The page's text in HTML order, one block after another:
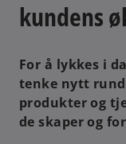
kundens
For å lykkes i
tenke nytt
produkter og
de skaper og